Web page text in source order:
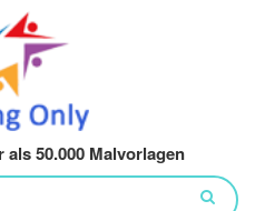
50.000 Malvorlagen